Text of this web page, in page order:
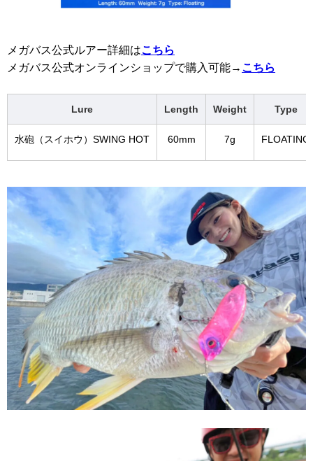
メガバス公式ルアー詳細はこちら
メガバス公式オンラインショップで購入可能→ こちら
Lure Length Weight Type
水砲（スイホウ）SWING HOT 60mm 7g FLOATING